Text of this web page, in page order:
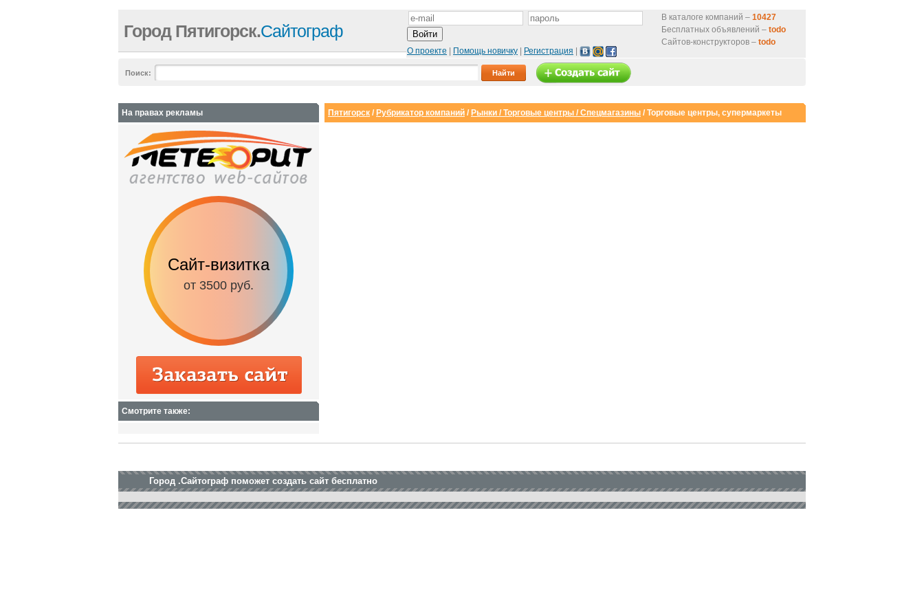
В каталоге компаний – 10427
Бесплатных объявлений – todo
Сайтов-конструкторов – todo
О проекте
Помощь новичку Регистрация
Город Пятигорск.Сайтограф
Поиск:
Пятигорск / Рубрикатор компаний / Рынки / Торговые центры / Спецмагазины / Торговые центры, супермаркеты
На правах рекламы
Сайт-визитка
от 3500 руб.
Смотрите также:
Город .Сайтограф поможет создать сайт бесплатно